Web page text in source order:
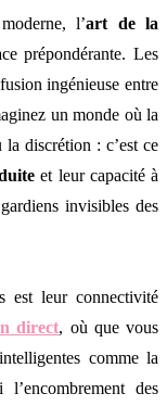
l’art de la
prépondérante. Les
ingénieuse entre
un monde où la
la discrétion : c’est ce
et leur capacité à
invisibles des
est leur connectivité
direct, où que vous
comme la
des